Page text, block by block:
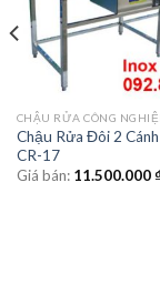
CHẬU RỬA CÔNG
Chậu Rửa Đôi 2
CR-17
Giá bán: 11.500.000